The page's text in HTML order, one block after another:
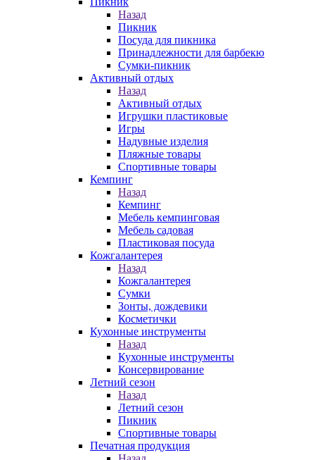
Назад
Пикник
Посуда для пикника
Принадлежности для барбекю
Сумки-пикник
Активный отдых
Назад
Активный отдых
Игрушки пластиковые
Игры
Надувные изделия
Пляжные товары
Спортивные товары
Кемпинг
Назад
Кемпинг
Мебель кемпинговая
Мебель садовая
Пластиковая посуда
Кожгалантерея
Назад
Кожгалантерея
Сумки
Зонты, дождевики
Косметички
Кухонные инструменты
Назад
Кухонные инструменты
Консервирование
Летний сезон
Назад
Летний сезон
Пикник
Спортивные товары
Печатная продукция